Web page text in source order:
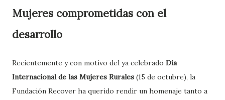
Mujeres comprometidas con el
desarrollo
Recientemente y con motivo del ya celebrado Día
Internacional de las Mujeres Rurales (15 de octubre), la
Fundación Recover ha querido rendir un homenaje tanto a